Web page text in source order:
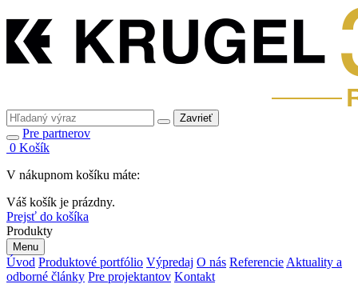
Zavrieť
Pre partnerov
0 Košík
V nákupnom košíku máte:
Váš košík je prázdny.
Prejsť do košíka
Produkty
Menu
Úvod Produktové portfólio Výpredaj O nás Referencie Aktuality a
odborné články Pre projektantov Kontakt